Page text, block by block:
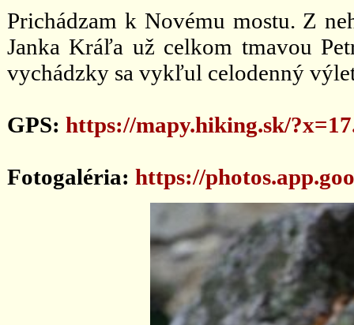
Prichádzam k Novému mostu. Z
Janka Kráľa už celkom tmavou
vychádzky sa vykľul celodenný
GPS: https://mapy.hiking.sk/
Fotogaléria: https://